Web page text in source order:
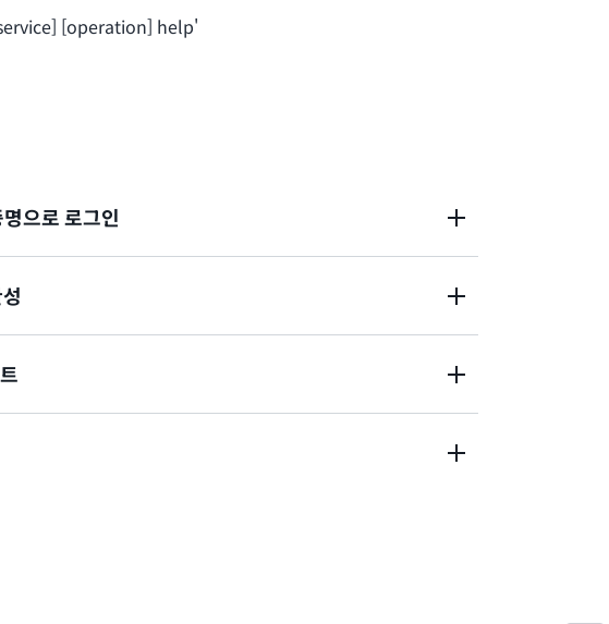
[operation] help'
으로 로그인
증명을 사용하여 AWS에 ‘aws login’ CLI 명령을 사용해 프
증
는 Tab 키를 사용하여 부분적으로 입력한 명령을 완성하고 제
명령 완성 활성화
'aws' 명령을 실행할 때 명령, 파라미터, 리소스, 문서화 여부